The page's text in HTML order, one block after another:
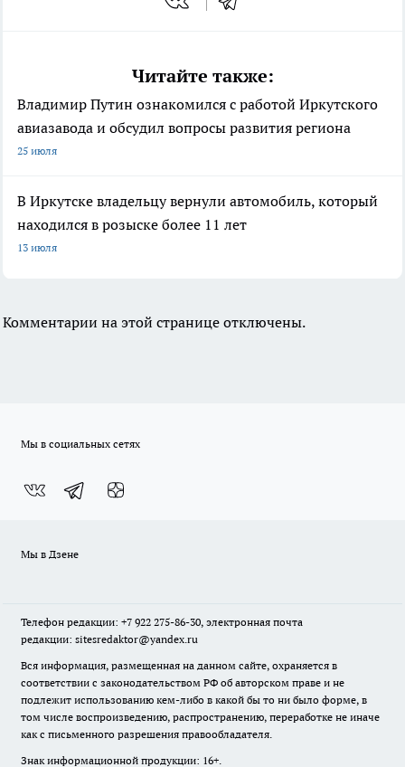
Читайте также:
Владимир Путин ознакомился с работой Иркутского
авиазавода и обсудил вопросы развития региона
25 июля
В Иркутске владельцу вернули автомобиль, который
находился в розыске более 11 лет
13 июля
Комментарии на этой странице отключены.
Мы в социальных сетях
Мы в Дзене
Телефон редакции: +7 922 275-86-30, электронная почта
редакции: sitesredaktor@yandex.ru
Вся информация, размещенная на данном сайте, охраняется в
соответствии с законодательством РФ об авторском праве и не
подлежит использованию кем-либо в какой бы то ни было форме, в
том числе воспроизведению, распространению, переработке не иначе
как с письменного разрешения правообладателя.
Знак информационной продукции: 16+.